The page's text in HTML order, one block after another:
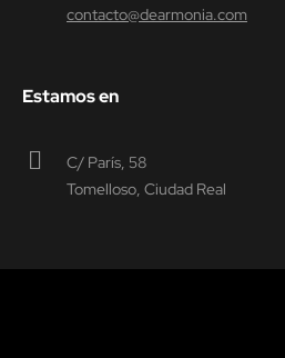
contacto@dearmonia.com
Estamos en
C/ París, 58
Tomelloso, Ciudad Real